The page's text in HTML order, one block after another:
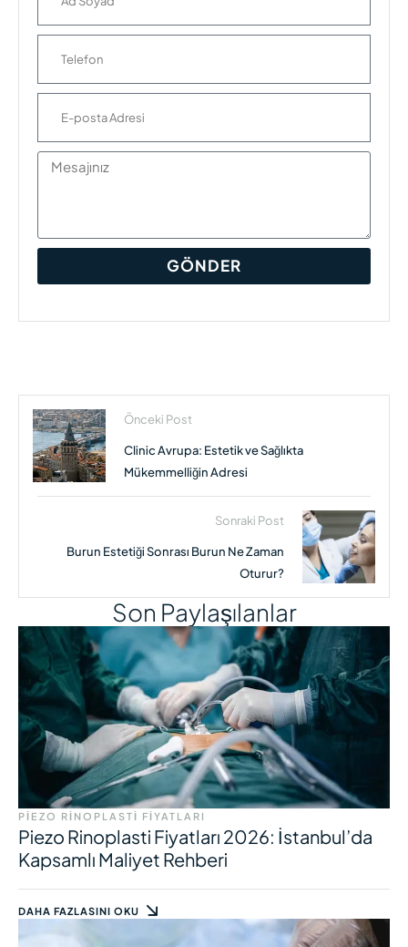
GÖNDER
Önceki Post
Clinic Avrupa: Estetik ve Sağlıkta
Mükemmelliğin Adresi
Sonraki Post
Burun Estetiği Sonrası Burun Ne Zaman
Oturur?
Son Paylaşılanlar
PIEZO RINOPLASTI FIYATLARI
Piezo Rinoplasti Fiyatları 2026: İstanbul’da
Kapsamlı Maliyet Rehberi
DAHA FAZLASINI OKU